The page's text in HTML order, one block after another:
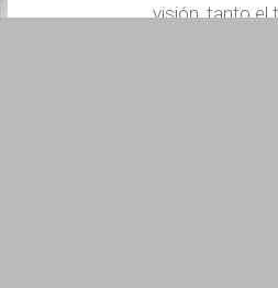
visión, tanto el